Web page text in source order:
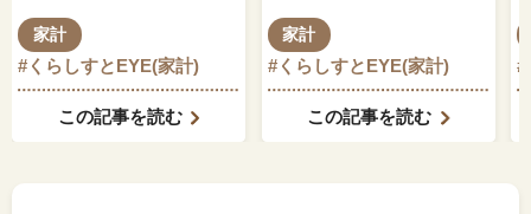
取る場合の税金につい
て～
家計
#くらしすとEYE(家計)
この記事を読む
合の税金について～
家計
#くらしすとEYE(家計)
この記事を読む
#